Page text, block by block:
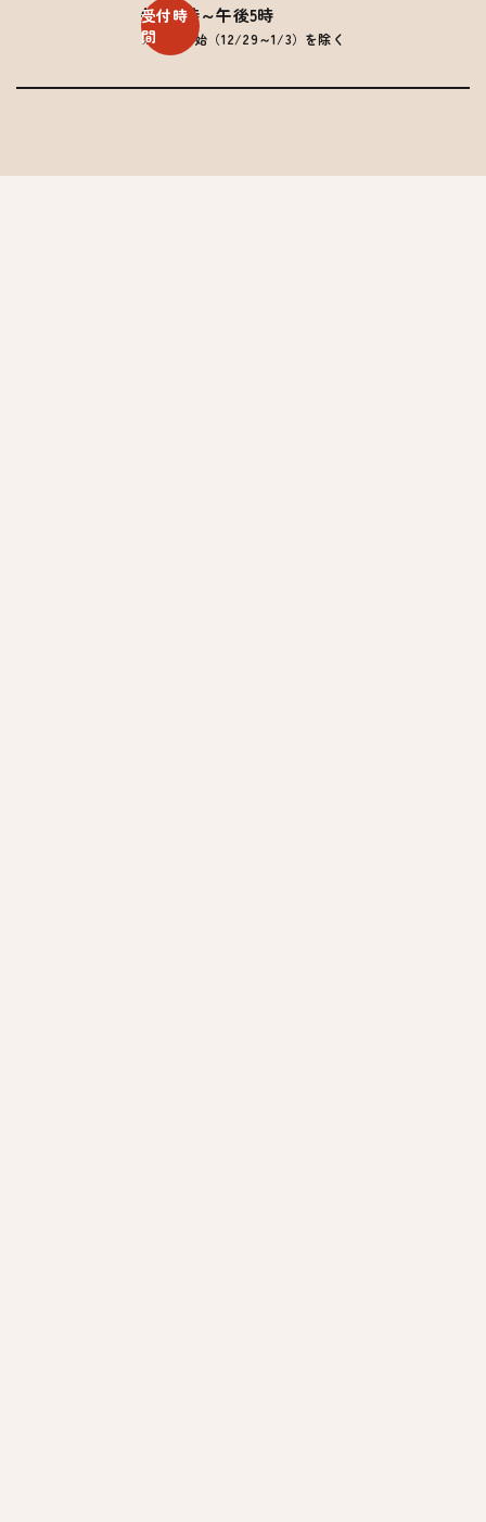
受付時
間
午前9時～午後5時
※年末年始（12/29～1/3）を除く